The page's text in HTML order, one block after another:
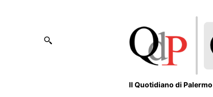
Il Quotidiano di Palermo